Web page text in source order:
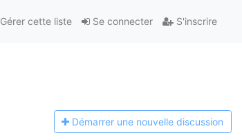
Se connecter S'inscrire
Gérer cette liste
Démarrer une nouvelle discussion